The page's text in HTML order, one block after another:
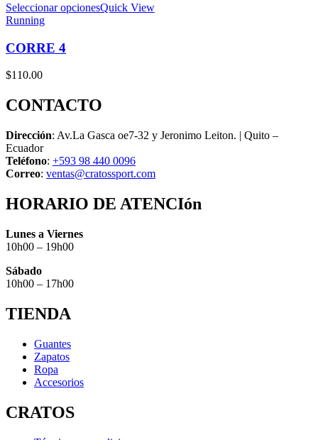
Seleccionar opcionesQuick View
Running
CORRE 4
$110.00
CONTACTO
Dirección: Av.La Gasca oe7-32 y Jeronimo Leiton. | Quito –
Ecuador
Teléfono: +593 98 440 0096
Correo: ventas@cratossport.com
HORARIO DE ATENCIón
Lunes a Viernes
10h00 – 19h00
Sábado
10h00 – 17h00
TIENDA
Guantes
Zapatos
Ropa
Accesorios
CRATOS